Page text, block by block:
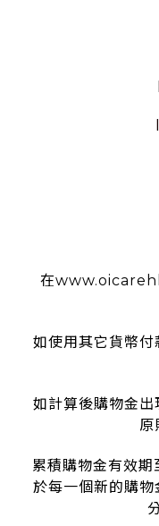
在
如使用其它貨幣
如計算後購物金
原
累積購物金有效期
於每一個新的購